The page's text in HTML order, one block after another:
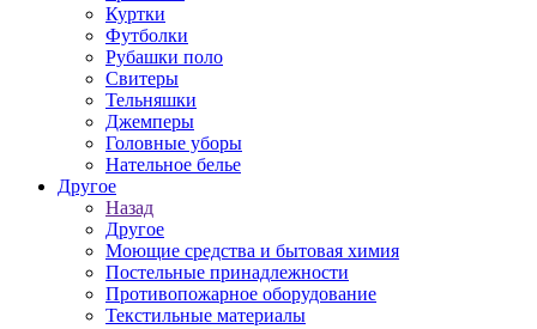
Куртки
Футболки
Рубашки поло
Свитеры
Тельняшки
Джемперы
Головные уборы
Нательное белье
Другое
Назад
Другое
Моющие средства и бытовая химия
Постельные принадлежности
Противопожарное оборудование
Текстильные материалы